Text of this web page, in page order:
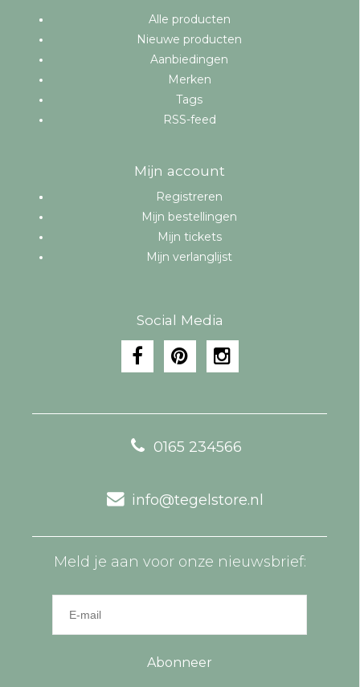
Alle producten
Nieuwe producten
Aanbiedingen
Merken
Tags
RSS-feed
Mijn account
Registreren
Mijn bestellingen
Mijn tickets
Mijn verlanglijst
Social Media
0165 234566
info@tegelstore.nl
Meld je aan voor onze nieuwsbrief:
Abonneer